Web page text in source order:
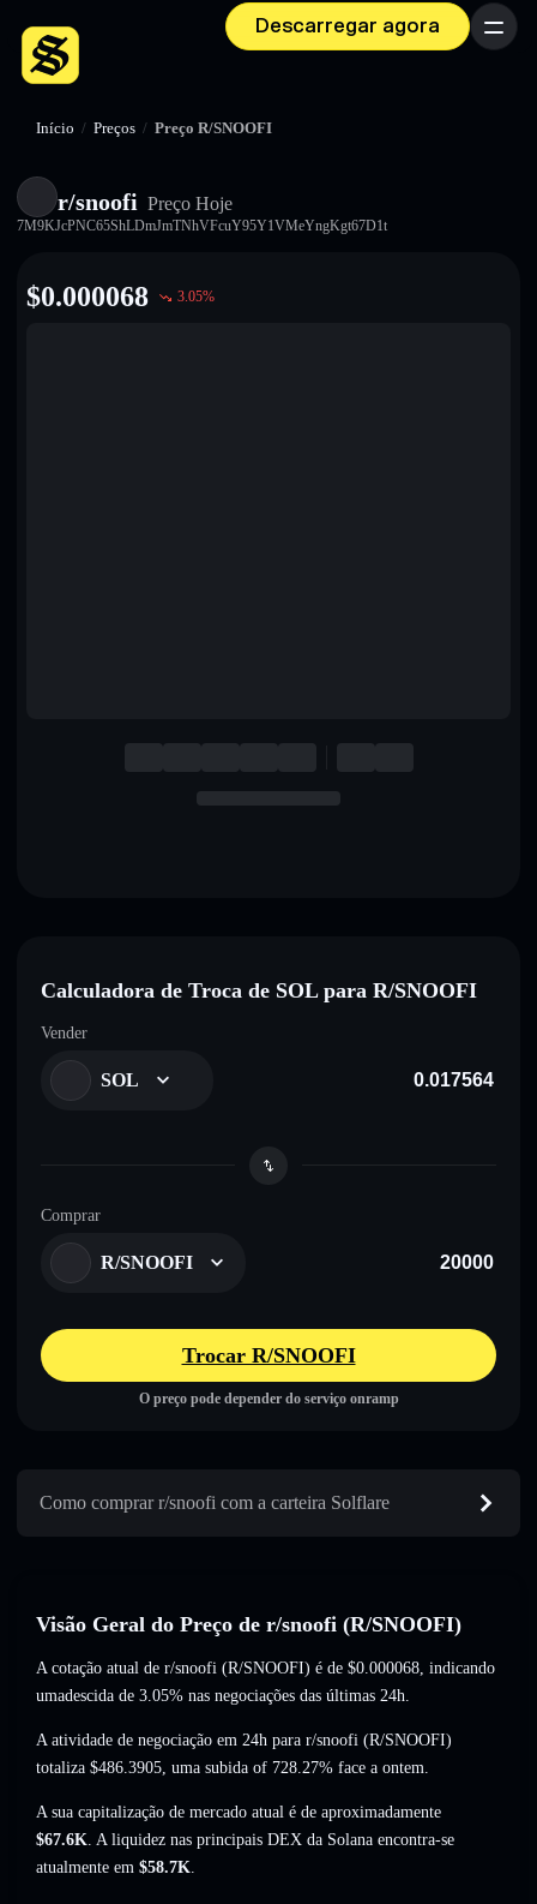
Descarregar agora Menu
Início / Preços / Preço R/SNOOFI
r/snoofi Preço Hoje
7M9KJcPNC65ShLDmJmTNhVFcuY95Y1VMeYngKgt67D1t
$0.000068 3.05%
Calculadora de Troca de SOL para R/SNOOFI
Vender
SOL
Comprar
R/SNOOFI
Trocar R/SNOOFI
O preço pode depender do serviço onramp
Como comprar r/snoofi com a carteira Solflare
Visão Geral do Preço de r/snoofi (R/SNOOFI)
A cotação atual de r/snoofi (R/SNOOFI) é de $0.000068, indicando
umadescida de 3.05% nas negociações das últimas 24h.
A atividade de negociação em 24h para r/snoofi (R/SNOOFI)
totaliza $486.3905, uma subida of 728.27% face a ontem.
A sua capitalização de mercado atual é de aproximadamente
$67.6K. A liquidez nas principais DEX da Solana encontra-se
atualmente em $58.7K.